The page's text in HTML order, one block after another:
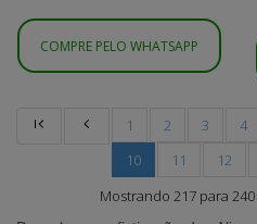
COMPRE PELO WHATSAPP
1 2 3 4
10
11 12
Mostrando 217 para 240